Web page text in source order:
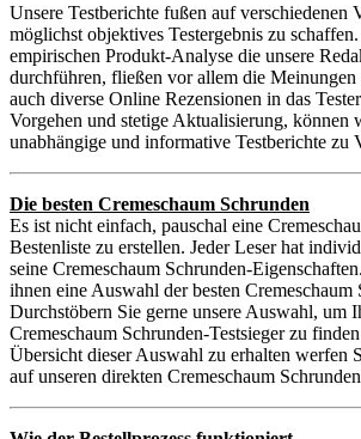
Unsere Testberichte fußen auf verschiedenen
möglichst objektives Testergebnis zu
empirischen Produkt-Analyse die unsere
durchführen, fließen vor allem die Meinungen
auch diverse Online Rezensionen in das
Vorgehen und stetige Aktualisierung, können
unabhängige und informative Testberichte zu
Die besten Cremeschaum Schrunden
Es ist nicht einfach, pauschal eine
Bestenliste zu erstellen. Jeder Leser hat
seine Cremeschaum Schrunden-
ihnen eine Auswahl der besten Cremeschaum
Durchstöbern Sie gerne unsere Auswahl, um
Cremeschaum Schrunden-Testsieger zu
Übersicht dieser Auswahl zu erhalten werfen
auf unseren direkten Cremeschaum